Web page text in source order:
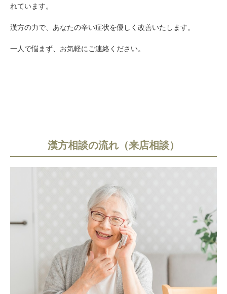
れています。
漢方の力で、あなたの辛い症状を優しく改善いたします。
一人で悩まず、お気軽にご連絡ください。
漢方相談の流れ（来店相談）